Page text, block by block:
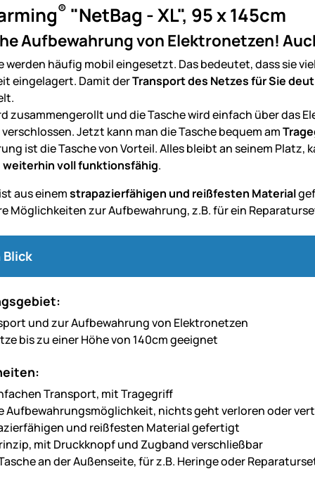
® "NetBag - XL", 95 x 145cm
Aufbewahrung von Elektronetzen!
werden häufig mobil eingesetzt. Das bedeutet, dass sie
eingelagert. Damit derTransport des Netzes für Sie
zusammengerollt und die Tasche wird einfach über das
verschlossen. Jetzt kann man die Tasche bequem am
ist die Tasche von Vorteil. Alles bleibt an seinem
voll funktionsfähig.
aus einemstrapazierfähigen und reißfesten Material
Möglichkeiten zur Aufbewahrung, z.B. für ein
Blick
und zur Aufbewahrung von Elektronetzen
bis zu einer Höhe von 140cm geeignet
Transport, mit Tragegriff
Aufbewahrungsmöglichkeit, nichts geht verloren oder
und reißfesten Material gefertigt
mit Druckknopf und Zugband verschließbar
an der Außenseite, für z.B. Heringe oder